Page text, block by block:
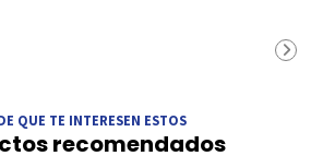
QUE TE INTERESEN ESTOS
recomendados